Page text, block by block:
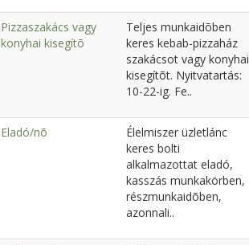
Pizzaszakács vagy
konyhai kisegítõ
Teljes munkaidõben
keres kebab-pizzaház
szakácsot vagy konyhai
kisegítõt. Nyitvatartás:
10-22-ig. Fe..
Eladó/nõ
Élelmiszer üzletlánc
keres bolti
alkalmazottat eladó,
kasszás munkakörben,
részmunkaidõben,
azonnali..